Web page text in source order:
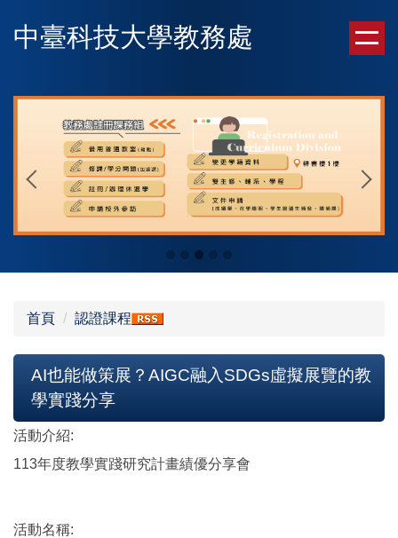
到
內
中臺科技大學教務處
首頁 認證課程
AI也能做策展？AIGC融入SDGs虛擬展覽的教
學實踐分享
活動介紹:
113年度教學實踐研究計畫績優分享會
活動名稱: